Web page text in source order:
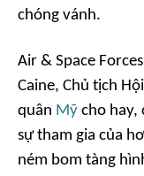
chóng vánh.
Air & Space
Caine, Chủ tịch
quân Mỹ cho hay,
sự tham gia của
ném bom tàng